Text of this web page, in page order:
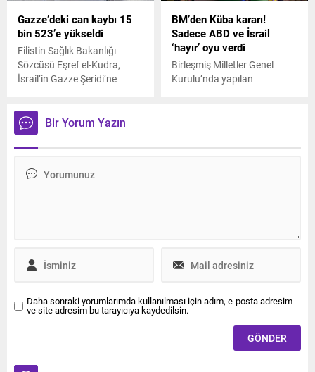
Gazze’deki can kaybı 15
bin 523’e yükseldi
Filistin Sağlık Bakanlığı
Sözcüsü Eşref el-Kudra,
İsrail’in Gazze Şeridi’ne
bin 523’e, yaralıların
sayısının ise 41 bin 316’ya
yükseldiğini bildirdi.
BM’den Küba kararı!
Sadece ABD ve İsrail
‘hayır’ oyu verdi
Birleşmiş Milletler Genel
Kurulu’nda yapılan
kabul edildi.
Bir Yorum Yazın
Daha sonraki yorumlarımda kullanılması için adım, e-posta adresim
ve site adresim bu tarayıcıya kaydedilsin.